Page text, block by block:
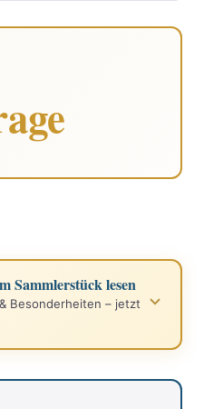
Sammlerstück lesen
Besonderheiten – jetzt